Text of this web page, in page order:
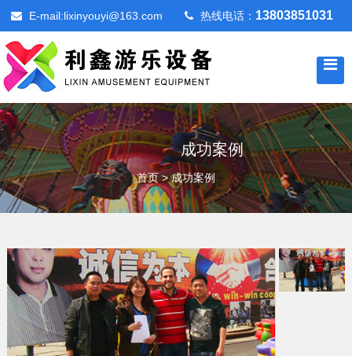
E-mail:lixinyouyi@163.com 热线电话： 13803851031
成功案例
首页>成功案例